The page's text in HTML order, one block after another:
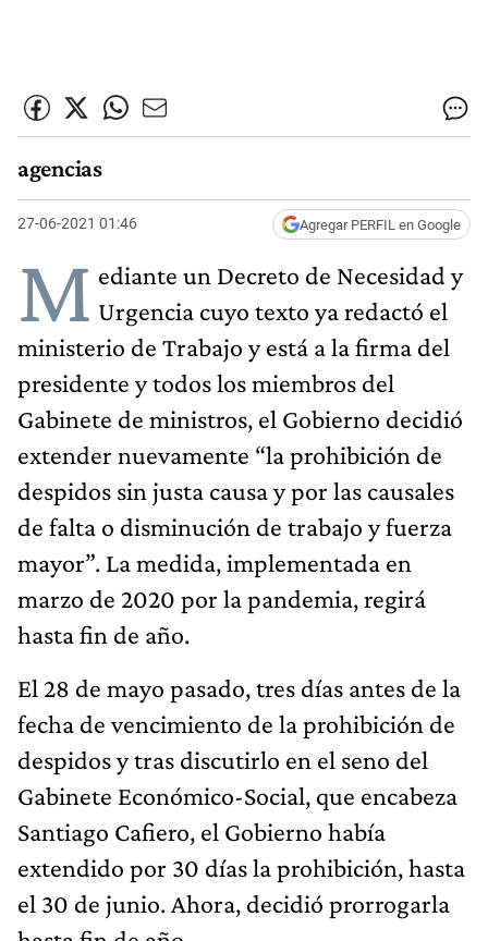
agencias
27-06-2021 01:46 Agregar PERFIL en Google
M ediante un Decreto de Necesidad y
Urgencia cuyo texto ya redactó el
ministerio de Trabajo y está a la firma del
presidente y todos los miembros del
Gabinete de ministros, el Gobierno decidió
extender nuevamente “la prohibición de
despidos sin justa causa y por las causales
de falta o disminución de trabajo y fuerza
mayor”. La medida, implementada en
marzo de 2020 por la pandemia, regirá
hasta fin de año.
El 28 de mayo pasado, tres días antes de la
fecha de vencimiento de la prohibición de
despidos y tras discutirlo en el seno del
Gabinete Económico-Social, que encabeza
Santiago Cafiero, el Gobierno había
extendido por 30 días la prohibición, hasta
el 30 de junio. Ahora, decidió prorrogarla